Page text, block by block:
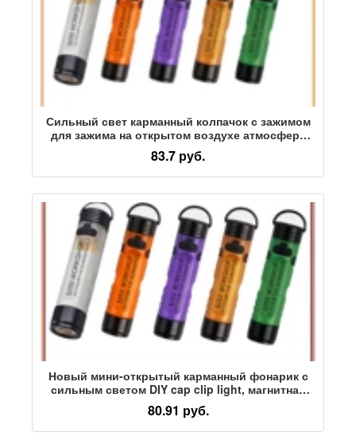
Сильный свет карманный колпачок с зажимом
для зажима на открытом воздухе атмосфера
кемпинга светодиодный длительный срок
службы батареи аварийный фонарик для
оказания помощи при стихийных бедствиях
83.7 руб.
Новый мини-открытый карманный фонарик с
сильным светом DIY cap clip light, магнитная
атмосфера кемпинга, длительный срок службы
батареи, аварийный фонарик для оказания
помощи при стихийных бедствиях
80.91 руб.